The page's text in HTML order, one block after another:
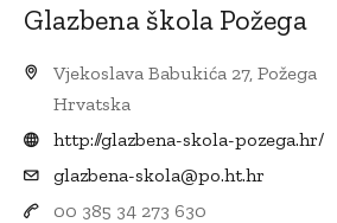
Glazbena škola Požega
Vjekoslava Babukića 27, Požega
Hrvatska
http://glazbena-skola-pozega.hr/
glazbena-skola@po.ht.hr
00 385 34 273 630